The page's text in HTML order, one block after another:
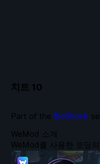
치트 10
WeMod 소개
WeMod를 사용한 모딩
Part of the BioShock